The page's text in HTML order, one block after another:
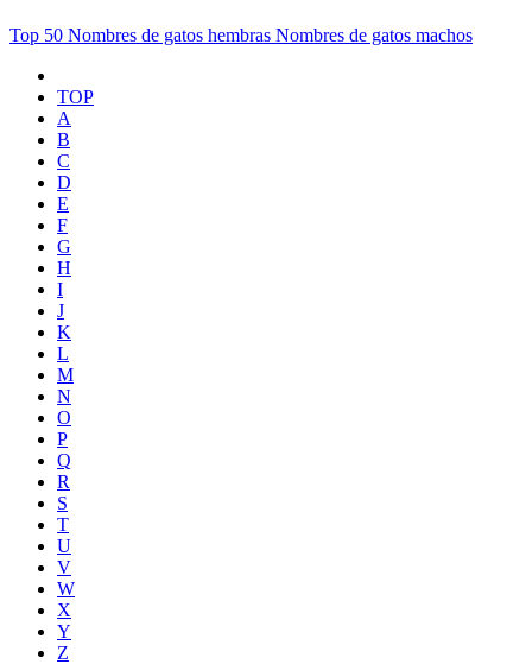
Top 50 Nombres de gatos hembras Nombres de gatos machos
TOP
A
B
C
D
E
F
G
H
I
J
K
L
M
N
O
P
Q
R
S
T
U
V
W
X
Y
Z